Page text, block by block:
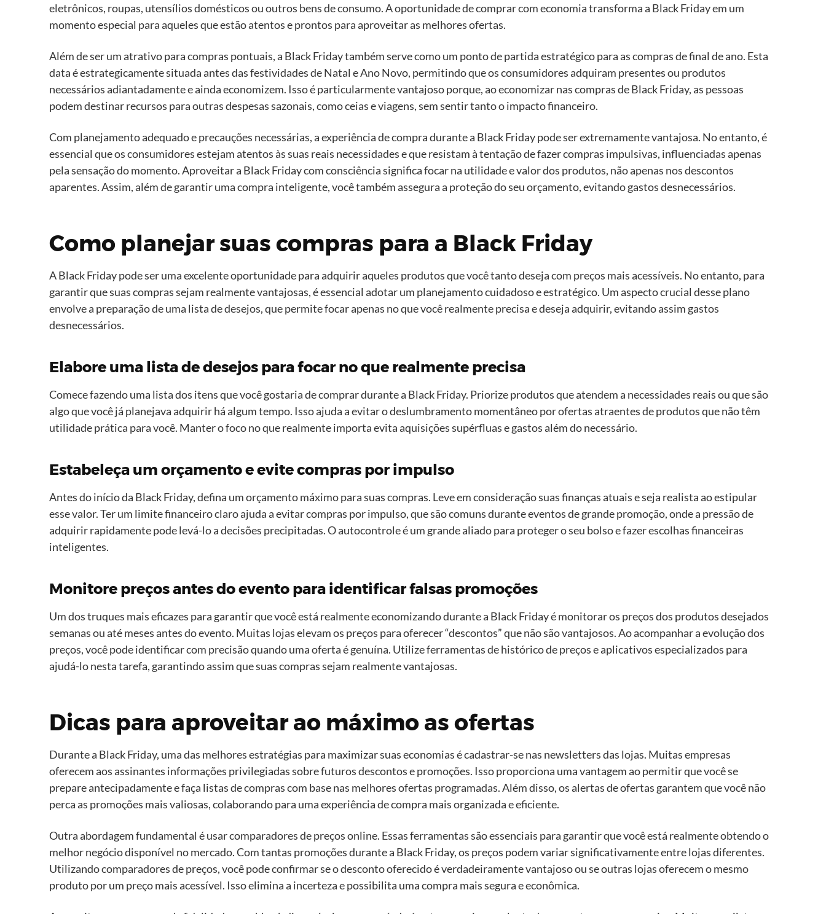
eletrônicos, roupas, utensílios domésticos ou outros bens de consumo. A oportunidade de comprar com economia transforma a Black Friday em um
momento especial para aqueles que estão atentos e prontos para aproveitar as melhores ofertas.
Além de ser um atrativo para compras pontuais, a Black Friday também serve como um ponto de partida estratégico para as compras de final de ano. Esta
data é estrategicamente situada antes das festividades de Natal e Ano Novo, permitindo que os consumidores adquiram presentes ou produtos
necessários adiantadamente e ainda economizem. Isso é particularmente vantajoso porque, ao economizar nas compras de Black Friday, as pessoas
podem destinar recursos para outras despesas sazonais, como ceias e viagens, sem sentir tanto o impacto financeiro.
Com planejamento adequado e precauções necessárias, a experiência de compra durante a Black Friday pode ser extremamente vantajosa. No entanto, é
essencial que os consumidores estejam atentos às suas reais necessidades e que resistam à tentação de fazer compras impulsivas, influenciadas apenas
pela sensação do momento. Aproveitar a Black Friday com consciência significa focar na utilidade e valor dos produtos, não apenas nos descontos
aparentes. Assim, além de garantir uma compra inteligente, você também assegura a proteção do seu orçamento, evitando gastos desnecessários.
Como planejar suas compras para a Black Friday
A Black Friday pode ser uma excelente oportunidade para adquirir aqueles produtos que você tanto deseja com preços mais acessíveis. No entanto, para
garantir que suas compras sejam realmente vantajosas, é essencial adotar um planejamento cuidadoso e estratégico. Um aspecto crucial desse plano
envolve a preparação de uma lista de desejos, que permite focar apenas no que você realmente precisa e deseja adquirir, evitando assim gastos
desnecessários.
Elabore uma lista de desejos para focar no que realmente precisa
Comece fazendo uma lista dos itens que você gostaria de comprar durante a Black Friday. Priorize produtos que atendem a necessidades reais ou que são
algo que você já planejava adquirir há algum tempo. Isso ajuda a evitar o deslumbramento momentâneo por ofertas atraentes de produtos que não têm
utilidade prática para você. Manter o foco no que realmente importa evita aquisições supérfluas e gastos além do necessário.
Estabeleça um orçamento e evite compras por impulso
Antes do início da Black Friday, defina um orçamento máximo para suas compras. Leve em consideração suas finanças atuais e seja realista ao estipular
esse valor. Ter um limite financeiro claro ajuda a evitar compras por impulso, que são comuns durante eventos de grande promoção, onde a pressão de
adquirir rapidamente pode levá-lo a decisões precipitadas. O autocontrole é um grande aliado para proteger o seu bolso e fazer escolhas financeiras
inteligentes.
Monitore preços antes do evento para identificar falsas promoções
Um dos truques mais eficazes para garantir que você está realmente economizando durante a Black Friday é monitorar os preços dos produtos desejados
semanas ou até meses antes do evento. Muitas lojas elevam os preços para oferecer “descontos” que não são vantajosos. Ao acompanhar a evolução dos
preços, você pode identificar com precisão quando uma oferta é genuína. Utilize ferramentas de histórico de preços e aplicativos especializados para
ajudá-lo nesta tarefa, garantindo assim que suas compras sejam realmente vantajosas.
Dicas para aproveitar ao máximo as ofertas
Durante a Black Friday, uma das melhores estratégias para maximizar suas economias é cadastrar-se nas newsletters das lojas. Muitas empresas
oferecem aos assinantes informações privilegiadas sobre futuros descontos e promoções. Isso proporciona uma vantagem ao permitir que você se
prepare antecipadamente e faça listas de compras com base nas melhores ofertas programadas. Além disso, os alertas de ofertas garantem que você não
perca as promoções mais valiosas, colaborando para uma experiência de compra mais organizada e eficiente.
Outra abordagem fundamental é usar comparadores de preços online. Essas ferramentas são essenciais para garantir que você está realmente obtendo o
melhor negócio disponível no mercado. Com tantas promoções durante a Black Friday, os preços podem variar significativamente entre lojas diferentes.
Utilizando comparadores de preços, você pode confirmar se o desconto oferecido é verdadeiramente vantajoso ou se outras lojas oferecem o mesmo
produto por um preço mais acessível. Isso elimina a incerteza e possibilita uma compra mais segura e econômica.